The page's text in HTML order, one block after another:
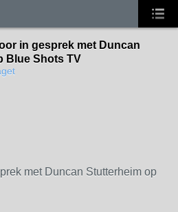
in gesprek met Duncan
Blue Shots TV
met Duncan Stutterheim op